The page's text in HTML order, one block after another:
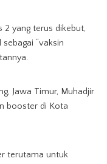
2 yang terus dikebut,
“vaksin
Jawa Timur, Muhadjir
booster di Kota
terutama untuk